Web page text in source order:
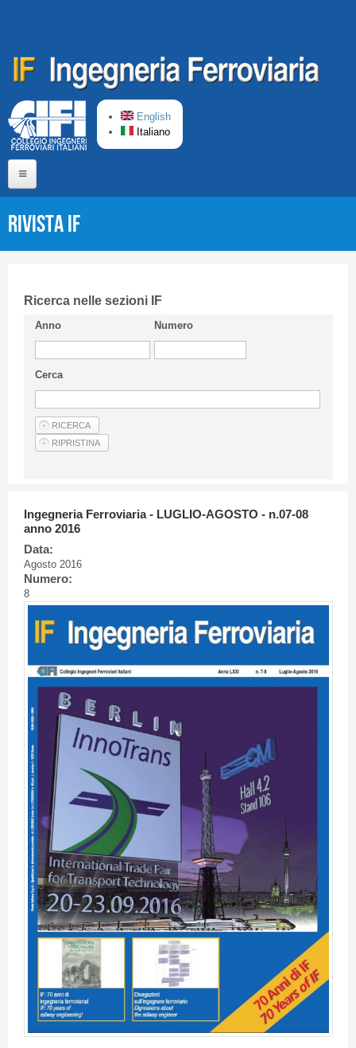
English
Italiano
CIFI in breve
Linee Guida
Privacy Policy
Articoli
Rivista IF
Ricerca nelle sezioni IF
Anno Numero
Cerca
Ingegneria Ferroviaria - LUGLIO-AGOSTO - n.07-08
anno 2016
Data:
Agosto 2016
Numero:
8